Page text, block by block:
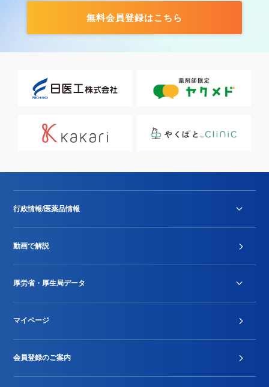
無料会員登録はこちら
行政情報/医薬品情報
Stu-GEレポート
動画で解説
厚労省・厚生局データ
2024年度新設項目届出状況
マイページ
会員登録のご案内